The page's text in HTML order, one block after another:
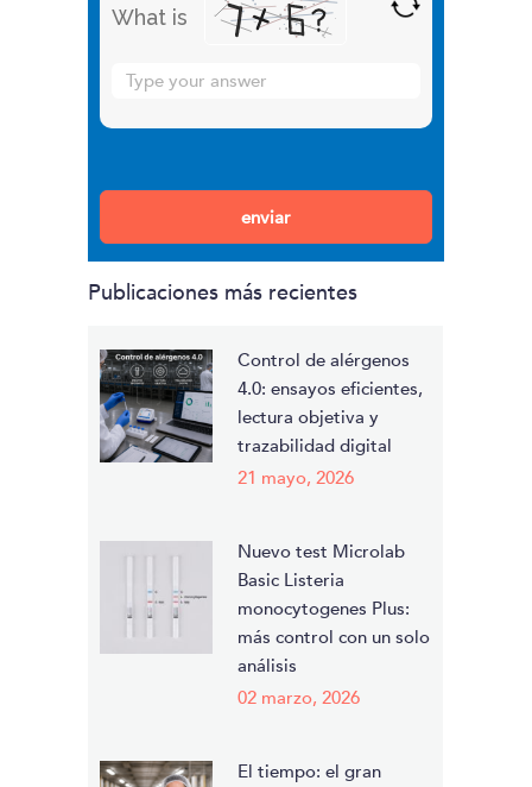
What is
Solve
the
image
continue.
Publicaciones más recientes
Control de alérgenos
4.0: ensayos eficientes,
lectura objetiva y
trazabilidad digital
21 mayo, 2026
Nuevo test Microlab
Basic Listeria
monocytogenes Plus:
más control con un solo
análisis
02 marzo, 2026
El tiempo: el gran